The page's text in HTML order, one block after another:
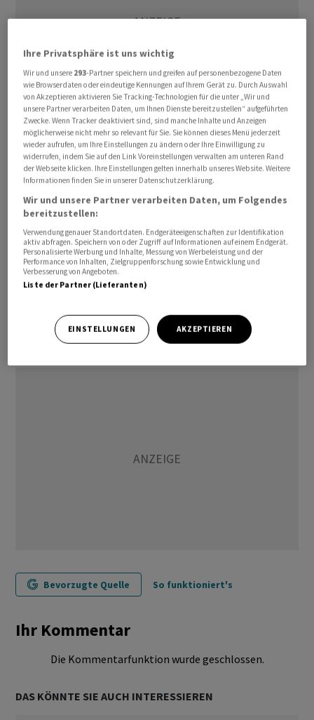
Die Nutzung der digitalen SWIFT-Plattform ermögliche
denDKSH-Partnern mehr Effizienz und Produktivität,
verspricht der Marktexpansionsdienstleister am Montag
in einem Communiqué.
Das digitale Zahlungssystem nutzt eine Host-to-Host-
Lösung zur Erleichterung der Zahlungsdigitalisierung,
so die Mitteilung weiter. Das papierlose System
reduziere dank seiner Geschwindigkeit und Genauigkeit
Bevorzugte Quelle So funktioniert's
Ihr Kommentar
Die Kommentarfunktion wurde geschlossen.
DAS KÖNNTE SIE AUCH INTERESSIEREN
Ihre Privatsphäre ist uns wichtig
Wir und unsere 293-Partner speichern und greifen auf personenbezogene Daten
wie Browserdaten oder eindeutige Kennungen auf Ihrem Gerät zu. Durch Auswahl
von Akzeptieren aktivieren Sie Tracking-Technologien für die unter „Wir und
unsere Partner verarbeiten Daten, um Ihnen Dienste bereitzustellen“ aufgeführten
Zwecke. Wenn Tracker deaktiviert sind, sind manche Inhalte und Anzeigen
möglicherweise nicht mehr so relevant für Sie. Sie können dieses Menü jederzeit
wieder aufrufen, um Ihre Einstellungen zu ändern oder Ihre Einwilligung zu
widerrufen, indem Sie auf den Link Voreinstellungen verwalten am unteren Rand
der Webseite klicken. Ihre Einstellungen gelten innerhalb unseres Website. Weitere
Informationen finden Sie in unserer Datenschutzerklärung.
Wir und unsere Partner verarbeiten Daten, um Folgendes
bereitzustellen:
Verwendung genauer Standortdaten. Endgeräteeigenschaften zur Identifikation
aktiv abfragen. Speichern von oder Zugriff auf Informationen auf einem Endgerät.
Personalisierte Werbung und Inhalte, Messung von Werbeleistung und der
Performance von Inhalten, Zielgruppenforschung sowie Entwicklung und
Verbesserung von Angeboten.
Liste der Partner (Lieferanten)
EINSTELLUNGEN AKZEPTIEREN